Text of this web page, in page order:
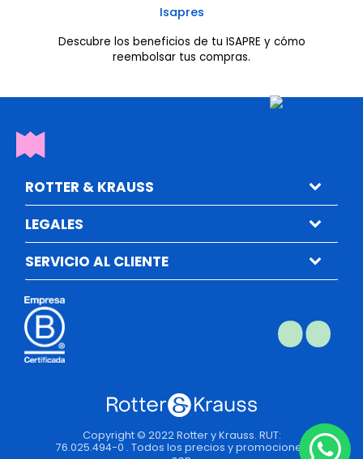
Isapres
Descubre los beneficios de tu ISAPRE y cómo
reembolsar tus compras.
ROTTER & KRAUSS
LEGALES
SERVICIO AL CLIENTE
Copyright © 2022 Rotter y Krauss. RUT:
76.025.494-0 . Todos los precios y promociones